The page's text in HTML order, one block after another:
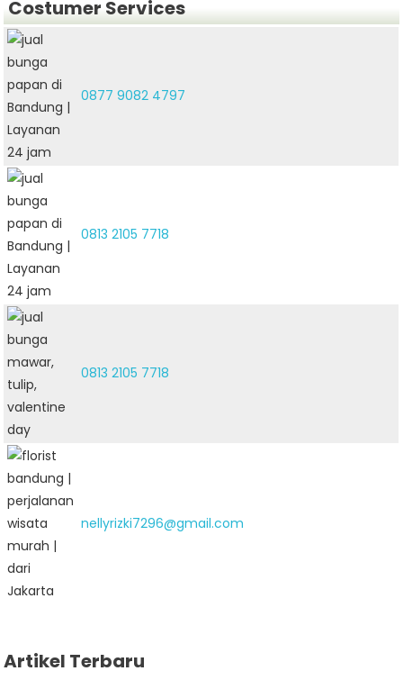
Costumer Services
0877 9082 4797
0813 2105 7718
0813 2105 7718
nellyrizki7296@gmail.com
Artikel Terbaru